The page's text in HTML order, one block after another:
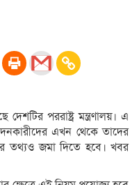
পররাষ্ট্র মন্ত্রণালয়। এ
এখন থেকে তাদের
তথ্যও জমা দিতে হবে। খবর